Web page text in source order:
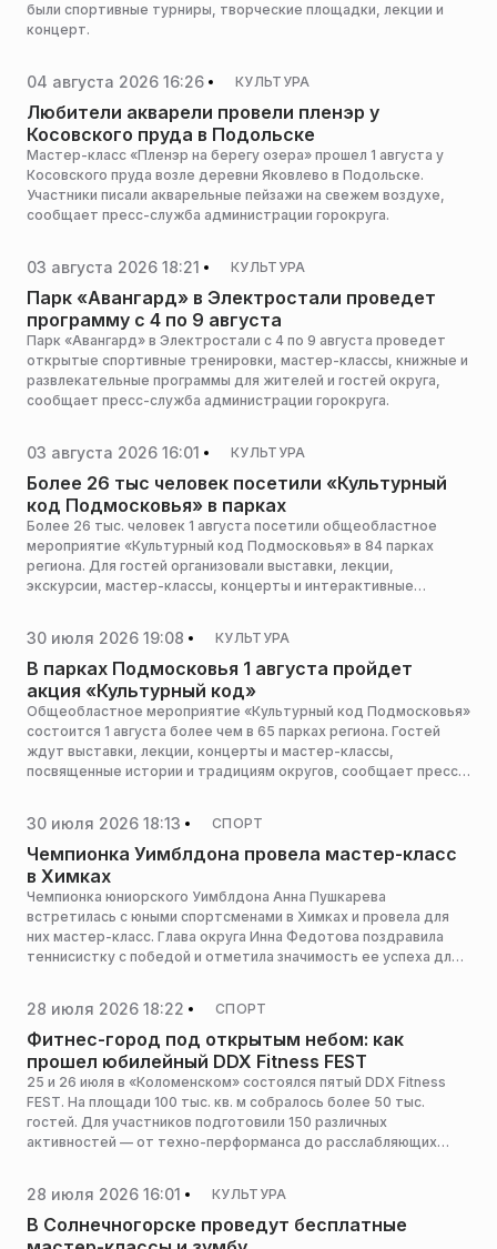
были спортивные турниры, творческие площадки, лекции и
концерт.
04 августа 2026 16:26 КУЛЬТУРА
Любители акварели провели пленэр у
Косовского пруда в Подольске
Мастер-класс «Пленэр на берегу озера» прошел 1 августа у
Косовского пруда возле деревни Яковлево в Подольске.
Участники писали акварельные пейзажи на свежем воздухе,
сообщает пресс-служба администрации горокруга.
03 августа 2026 18:21 КУЛЬТУРА
Парк «Авангард» в Электростали проведет
программу с 4 по 9 августа
Парк «Авангард» в Электростали с 4 по 9 августа проведет
открытые спортивные тренировки, мастер-классы, книжные и
развлекательные программы для жителей и гостей округа,
сообщает пресс-служба администрации горокруга.
03 августа 2026 16:01 КУЛЬТУРА
Более 26 тыс человек посетили «Культурный
код Подмосковья» в парках
Более 26 тыс. человек 1 августа посетили общеобластное
мероприятие «Культурный код Подмосковья» в 84 парках
региона. Для гостей организовали выставки, лекции,
экскурсии, мастер-классы, концерты и интерактивные
30 июля 2026 19:08 КУЛЬТУРА
В парках Подмосковья 1 августа пройдет
акция «Культурный код»
Общеобластное мероприятие «Культурный код Подмосковья»
состоится 1 августа более чем в 65 парках региона. Гостей
ждут выставки, лекции, концерты и мастер-классы,
посвященные истории и традициям округов, сообщает пресс-
30 июля 2026 18:13 СПОРТ
Чемпионка Уимблдона провела мастер-класс
в Химках
Чемпионка юниорского Уимблдона Анна Пушкарева
встретилась с юными спортсменами в Химках и провела для
них мастер-класс. Глава округа Инна Федотова поздравила
теннисистку с победой и отметила значимость ее успеха для
28 июля 2026 18:22 СПОРТ
Фитнес-город под открытым небом: как
прошел юбилейный DDX Fitness FEST
25 и 26 июля в «Коломенском» состоялся пятый DDX Fitness
FEST. На площади 100 тыс. кв. м собралось более 50 тыс.
гостей. Для участников подготовили 150 различных
активностей — от техно-перформанса до расслабляющих
28 июля 2026 16:01 КУЛЬТУРА
В Солнечногорске проведут бесплатные